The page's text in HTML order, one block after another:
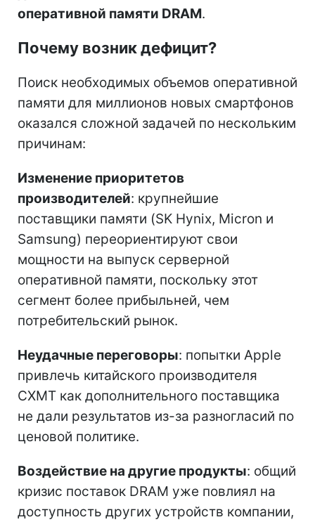
оперативной памяти DRAM.
Почему возник дефицит?
Поиск необходимых объемов оперативной
памяти для миллионов новых смартфонов
оказался сложной задачей по нескольким
причинам:
Изменение приоритетов
производителей: крупнейшие
поставщики памяти (SK Hynix, Micron и
Samsung) переориентируют свои
мощности на выпуск серверной
оперативной памяти, поскольку этот
сегмент более прибыльней, чем
потребительский рынок.
Неудачные переговоры: попытки Apple
привлечь китайского производителя
CXMT как дополнительного поставщика
не дали результатов из-за разногласий по
ценовой политике.
Воздействие на другие продукты: общий
кризис поставок DRAM уже повлиял на
доступность других устройств компании,